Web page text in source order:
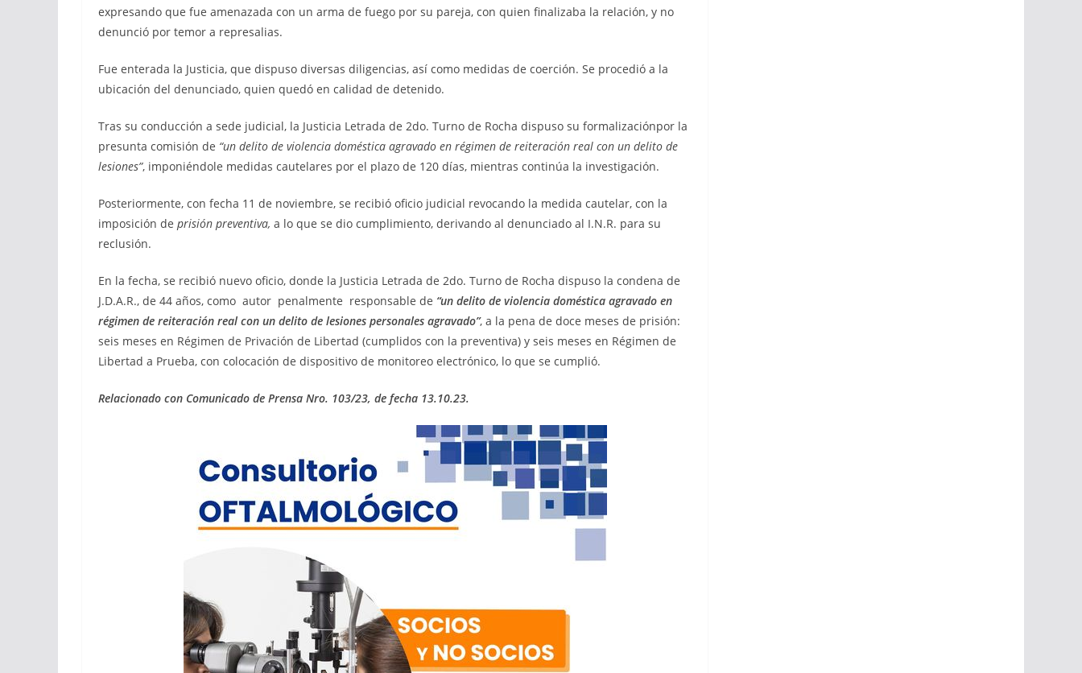
expresando que fue amenazada con un arma de fuego por su pareja, con quien finalizaba la relación, y no
denunció por temor a represalias.
Fue enterada la Justicia, que dispuso diversas diligencias, así como medidas de coerción. Se procedió a la
ubicación del denunciado, quien quedó en calidad de detenido.
Tras su conducción a sede judicial, la Justicia Letrada de 2do. Turno de Rocha dispuso su formalizaciónpor la
presunta comisión de “un delito de violencia doméstica agravado en régimen de reiteración real con un delito de
lesiones”, imponiéndole medidas cautelares por el plazo de 120 días, mientras continúa la investigación.
Posteriormente, con fecha 11 de noviembre, se recibió oficio judicial revocando la medida cautelar, con la
imposición de prisión preventiva, a lo que se dio cumplimiento, derivando al denunciado al I.N.R. para su
reclusión.
En la fecha, se recibió nuevo oficio, donde la Justicia Letrada de 2do. Turno de Rocha dispuso la condena de
J.D.A.R., de 44 años, como autor penalmente responsable de “un delito de violencia doméstica agravado en
régimen de reiteración real con un delito de lesiones personales agravado”, a la pena de doce meses de prisión:
seis meses en Régimen de Privación de Libertad (cumplidos con la preventiva) y seis meses en Régimen de
Libertad a Prueba, con colocación de dispositivo de monitoreo electrónico, lo que se cumplió.
Relacionado con Comunicado de Prensa Nro. 103/23, de fecha 13.10.23.